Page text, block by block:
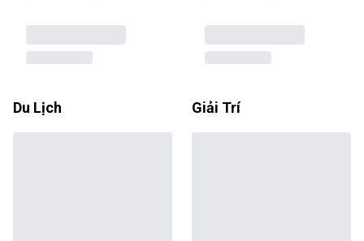
Du Lịch Giải Trí